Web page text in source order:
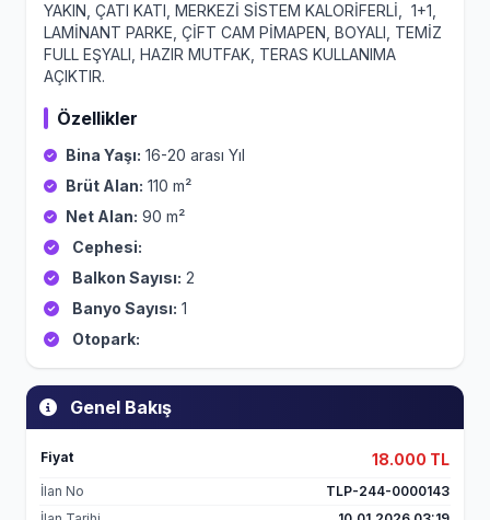
Genel Bakış
Fiyat 18.000 TL
İlan No
TLP-244-0000143
YAKIN, ÇATI KATI, MERKEZİ SİSTEM KALORİFERLİ, 1+1,
LAMİNANT PARKE, ÇİFT CAM PİMAPEN, BOYALI, TEMİZ
FULL EŞYALI, HAZIR MUTFAK, TERAS KULLANIMA
AÇIKTIR.
Özellikler
Bina Yaşı: 16-20 arası Yıl
Brüt Alan: 110 m²
Net Alan: 90 m²
Cephesi:
Balkon Sayısı: 2
Banyo Sayısı: 1
Otopark: